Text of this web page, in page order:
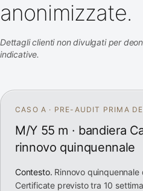
anonimizzate.
Dettagli clienti non divulgati per
indicative.
CASO A · PRE-AUDIT PRIMA
M/Y 55 m · bandiera
rinnovo quinquennale
Contesto. Rinnovo
Certificate previsto tra 10